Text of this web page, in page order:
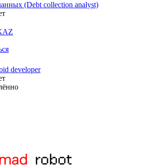
(Debt collection analyst)
developer